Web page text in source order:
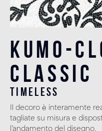
Kumo-
Classic
timeless
Il decoro è interamente
tagliate su misura e
l’andamento del disegno.